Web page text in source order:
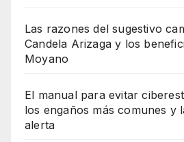
Las razones del sugestivo
Candela Arizaga y los
Moyano
El manual para evitar
los engaños más comunes y
alerta